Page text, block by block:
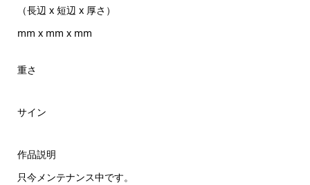
（長辺 x 短辺 x 厚さ）
mm x mm x mm
重さ
サイン
作品説明
只今メンテナンス中です。